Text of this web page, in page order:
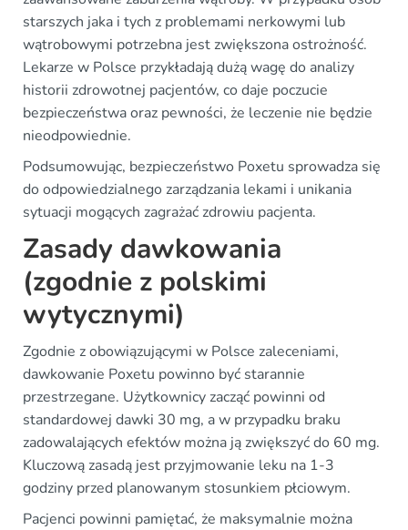
starszych jaka i tych z problemami nerkowymi lub
wątrobowymi potrzebna jest zwiększona ostrożność.
Lekarze w Polsce przykładają dużą wagę do analizy
historii zdrowotnej pacjentów, co daje poczucie
bezpieczeństwa oraz pewności, że leczenie nie będzie
nieodpowiednie.
Podsumowując, bezpieczeństwo Poxetu sprowadza się
do odpowiedzialnego zarządzania lekami i unikania
sytuacji mogących zagrażać zdrowiu pacjenta.
Zasady dawkowania
(zgodnie z polskimi
wytycznymi)
Zgodnie z obowiązującymi w Polsce zaleceniami,
dawkowanie Poxetu powinno być starannie
przestrzegane. Użytkownicy zacząć powinni od
standardowej dawki 30 mg, a w przypadku braku
zadowalających efektów można ją zwiększyć do 60 mg.
Kluczową zasadą jest przyjmowanie leku na 1-3
godziny przed planowanym stosunkiem płciowym.
Pacjenci powinni pamiętać, że maksymalnie można